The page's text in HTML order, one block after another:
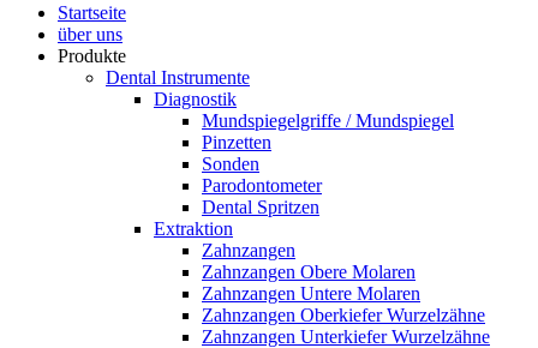
Startseite
über uns
Produkte
Dental Instrumente
Diagnostik
Mundspiegelgriffe / Mundspiegel
Pinzetten
Sonden
Parodontometer
Dental Spritzen
Extraktion
Zahnzangen
Zahnzangen Obere Molaren
Zahnzangen Untere Molaren
Zahnzangen Oberkiefer Wurzelzähne
Zahnzangen Unterkiefer Wurzelzähne